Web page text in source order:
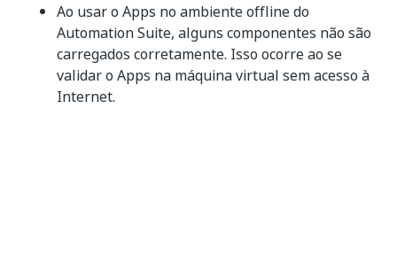
Ao usar o Apps no ambiente offline do
Automation Suite, alguns componentes não são
carregados corretamente. Isso ocorre ao se
validar o Apps na máquina virtual sem acesso à
Internet.